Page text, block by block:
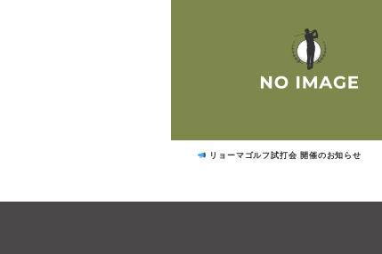
リョーマゴルフ試打会 開催のお知らせ